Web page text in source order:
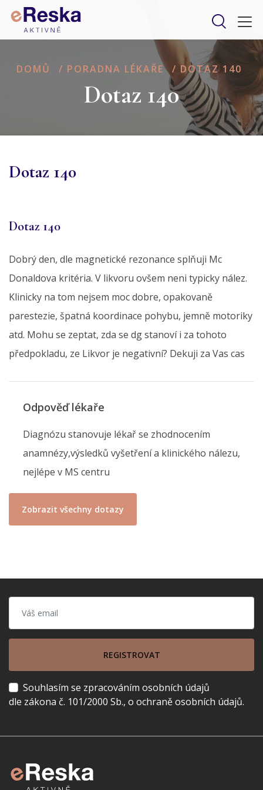
DOMŮ / PORADNA LÉKAŘE / DOTAZ 140
Dotaz 140
Dotaz 140
Dotaz 140
Dobrý den, dle magnetické rezonance splňuji Mc
Donaldova kritéria. V likvoru ovšem neni typicky nález.
Klinicky na tom nejsem moc dobre, opakovaně
parestezie, špatná koordinace pohybu, jemně motoriky
atd. Mohu se zeptat, zda se dg stanoví i za tohoto
předpokladu, ze Likvor je negativní? Dekuji za Vas cas
Odpověď lékaře
Diagnózu stanovuje lékař se zhodnocením
anamnézy,výsledků vyšetření a klinického nálezu,
nejlépe v MS centru
Zobrazit všechny dotazy
REGISTROVAT
Souhlasím se zpracováním osobních údajů
dle zákona č. 101/2000 Sb., o ochraně osobních údajů.